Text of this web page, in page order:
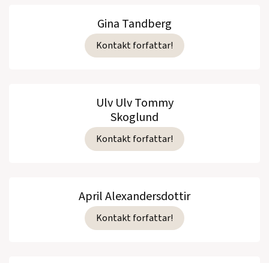
Gina Tandberg
Kontakt forfattar!
Ulv Ulv Tommy
Skoglund
Kontakt forfattar!
April Alexandersdottir
Kontakt forfattar!